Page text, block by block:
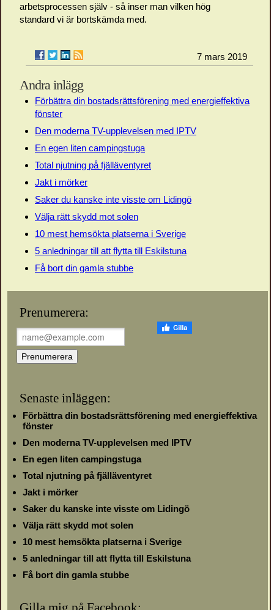
arbetsprocessen själv - så inser man vilken hög
standard vi är bortskämda med.
7 mars 2019
Andra inlägg
Förbättra din bostadsrättsförening med energieffektiva
fönster
Den moderna TV-upplevelsen med IPTV
En egen liten campingstuga
Total njutning på fjälläventyret
Jakt i mörker
Saker du kanske inte visste om Lidingö
Välja rätt skydd mot solen
10 mest hemsökta platserna i Sverige
5 anledningar till att flytta till Eskilstuna
Få bort din gamla stubbe
Prenumerera:
Senaste inläggen:
Förbättra din bostadsrättsförening med energieffektiva
fönster
Den moderna TV-upplevelsen med IPTV
En egen liten campingstuga
Total njutning på fjälläventyret
Jakt i mörker
Saker du kanske inte visste om Lidingö
Välja rätt skydd mot solen
10 mest hemsökta platserna i Sverige
5 anledningar till att flytta till Eskilstuna
Få bort din gamla stubbe